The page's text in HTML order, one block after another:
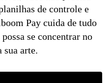
de controle e
Pay cuida de tudo
se concentrar no
sua arte.